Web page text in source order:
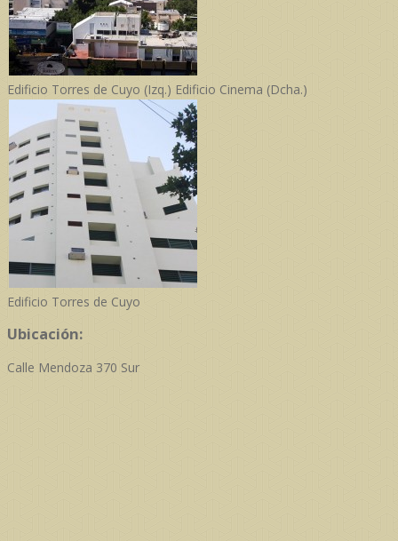
Edificio Torres de Cuyo (Izq.) Edificio Cinema (Dcha.)
Edificio Torres de Cuyo
Ubicación:
Calle Mendoza 370 Sur